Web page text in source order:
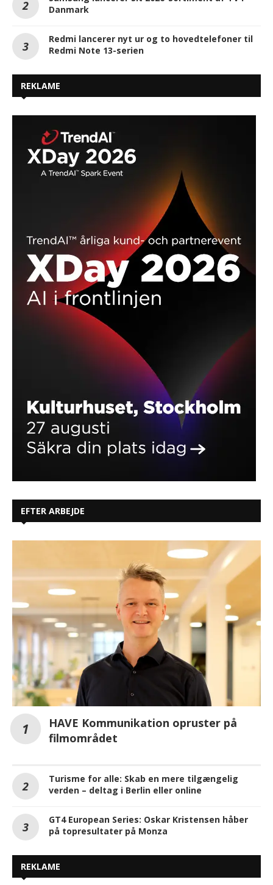
Danmark
Redmi lancerer nyt ur og to hovedtelefoner til
Redmi Note 13-serien
REKLAME
EFTER ARBEJDE
HAVE Kommunikation opruster på
filmområdet
Turisme for alle: Skab en mere tilgængelig
verden – deltag i Berlin eller online
GT4 European Series: Oskar Kristensen håber
på topresultater på Monza
REKLAME